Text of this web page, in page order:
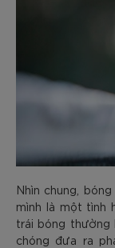
Nhìn chung,
mình là một tình
trái bóng thường
chóng đưa ra